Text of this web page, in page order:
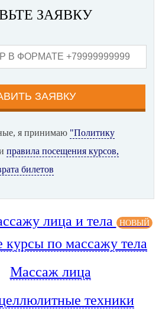
ЗАЯВКУ
я принимаю "Политику
правила посещения курсов,
билетов
лица и тела НОВЫЙ
курсы по массажу тела
Массаж лица
техники